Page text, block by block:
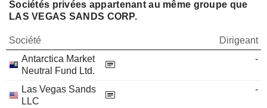
Sociétés privées appartenant au même groupe que
LAS VEGAS SANDS CORP.
Société
Dirigeant
Antarctica Market
Neutral Fund Ltd.
-
Las Vegas Sands
LLC
-